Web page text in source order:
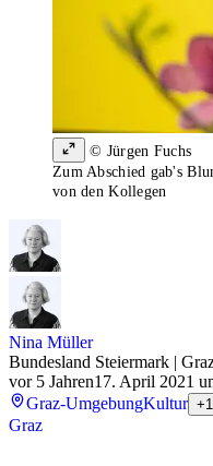
© Jürgen Fuchs
Zum Abschied gab's
von den Kollegen
Nina Müller
Bundesland Steiermark |
vor 5 Jahren17. April 2021
Graz-UmgebungKultur +1
Graz